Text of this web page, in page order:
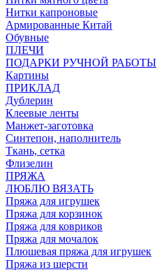
Нитки капроновые
Армированные Китай
Обувные
ПЛЕЧИ
ПОДАРКИ РУЧНОЙ РАБОТЫ
Картины
ПРИКЛАД
Дублерин
Клеевые ленты
Манжет-заготовка
Синтепон, наполнитель
Ткань, сетка
Флизелин
ПРЯЖА
ЛЮБЛЮ ВЯЗАТЬ
Пряжа для игрушек
Пряжа для корзинок
Пряжа для ковриков
Пряжа для мочалок
Плюшевая пряжа для игрушек
Пряжа из шерсти